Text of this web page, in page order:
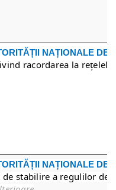
NAȚIONALE
racordarea la
NAȚIONALE DE
stabilire a regulilor de